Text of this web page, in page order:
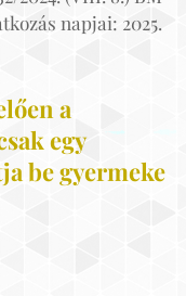
napjai: 2025.
a
egy
be gyermeke